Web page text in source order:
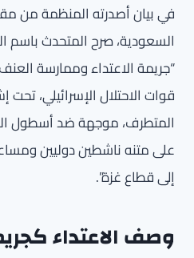
في بيان أصدرته المنظمة من
السعودية، صرح المتحدث باسم
“جريمة الاعتداء وممارسة العنف
قوات الاحتلال الإسرائيلي، تحت
المتطرف، موجهة ضد أسطول
على متنه ناشطين دوليين
إلى قطاع غزة”.
وصف الاعتداء